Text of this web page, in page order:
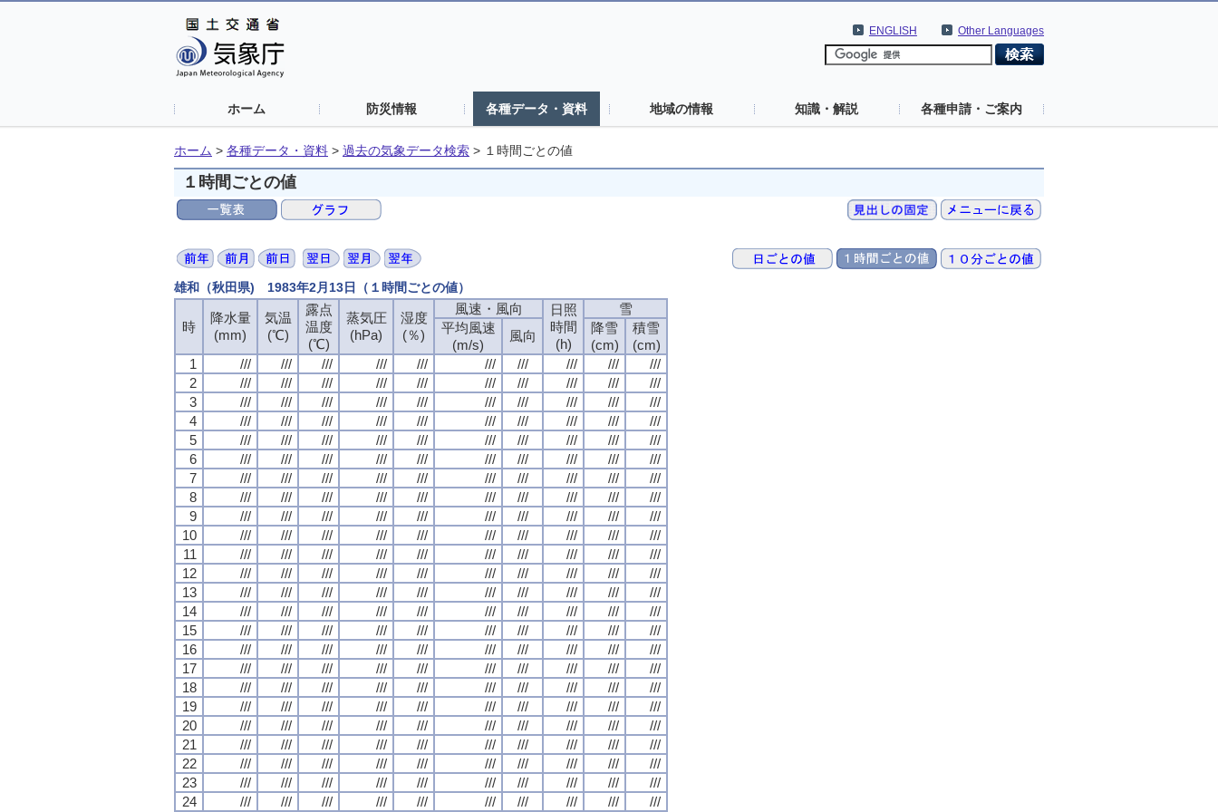
Other Languages
ENGLISH
ホーム 防災情報 各種データ・資料 地域の情報 知識・解説 各種申請・ご案内
ホーム > 各種データ・資料 > 過去の気象データ検索 > １時間ごとの値
１時間ごとの値
雄和（秋田県) 1983年2月13日（１時間ごとの値）
時
降水量
(mm)
気温
(℃)
露点
温度
(℃)
蒸気圧
(hPa)
湿度
(％)
風速・風向
日照
時間
(h)
雪
平均風速
(m/s)
風向
降雪
(cm)
積雪
(cm)
1
/// /// /// /// /// /// /// /// ///
///
2
/// /// /// /// /// /// /// /// ///
///
3
/// /// /// /// /// /// /// /// ///
///
4
/// /// /// /// /// /// /// /// ///
///
5
/// /// /// /// /// /// /// /// ///
///
6
/// /// /// /// /// /// /// /// ///
///
7
/// /// /// /// /// /// /// /// ///
///
8
/// /// /// /// /// /// /// /// ///
///
9
/// /// /// /// /// /// /// /// ///
///
10
/// /// /// /// /// /// /// /// ///
///
11
/// /// /// /// /// /// /// /// ///
///
12
/// /// /// /// /// /// /// /// ///
///
13
/// /// /// /// /// /// /// /// ///
///
14
/// /// /// /// /// /// /// /// ///
///
15
/// /// /// /// /// /// /// /// ///
///
16
/// /// /// /// /// /// /// /// ///
///
17
/// /// /// /// /// /// /// /// ///
///
18
/// /// /// /// /// /// /// /// ///
///
19
/// /// /// /// /// /// /// /// ///
///
20
/// /// /// /// /// /// /// /// ///
///
21
/// /// /// /// /// /// /// /// ///
///
22
/// /// /// /// /// /// /// /// ///
///
23
/// /// /// /// /// /// /// /// ///
///
24
/// /// /// /// /// /// /// /// /// ///